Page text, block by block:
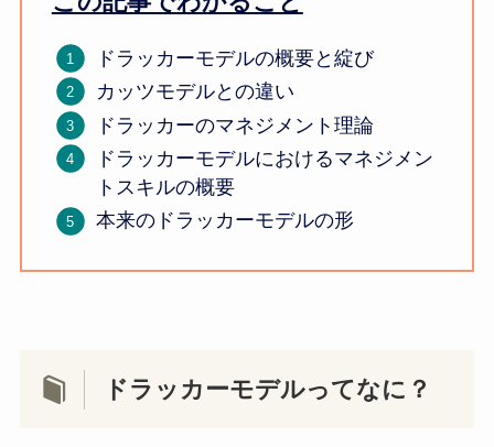
ドラッカーモデルの概要と綻び
カッツモデルとの違い
ドラッカーのマネジメント理論
ドラッカーモデルにおけるマネジメン
トスキルの概要
本来のドラッカーモデルの形
ドラッカーモデルってなに？